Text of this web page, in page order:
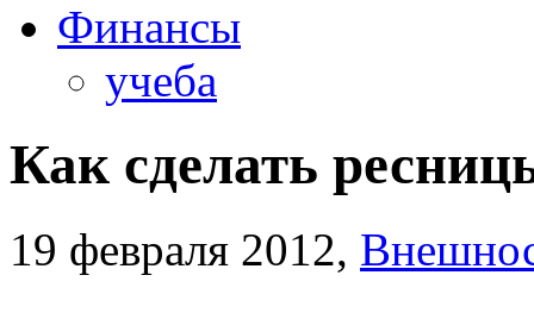
Финансы
учеба
Как сделать
19 февраля 2012,